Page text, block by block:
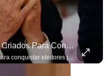
Programas Do Governo Lula Criados Para Conquistar Eleitores Já Não Têm Mais O Mesmo Efeito
Programas do governo Lula criados para conquistar eleitores já não têm o mesmo efeito de campanhas anteriores. #OAntagonista Se você busca informação com credibilidade, inscreva-se agora e ative o